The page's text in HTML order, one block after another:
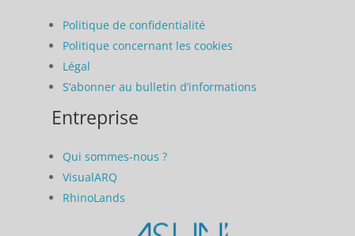
Politique de confidentialité
Politique concernant les cookies
Légal
S’abonner au bulletin d’informations
Entreprise
Qui sommes-nous ?
VisualARQ
RhinoLands